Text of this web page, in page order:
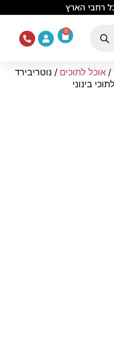
רחבי הארץ
0
/ אוכל לתוכים / נוטריבירד